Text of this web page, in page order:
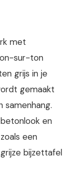
met
sur-ton
grijs in je
gemaakt
samenhang.
en
een
bijzettafel